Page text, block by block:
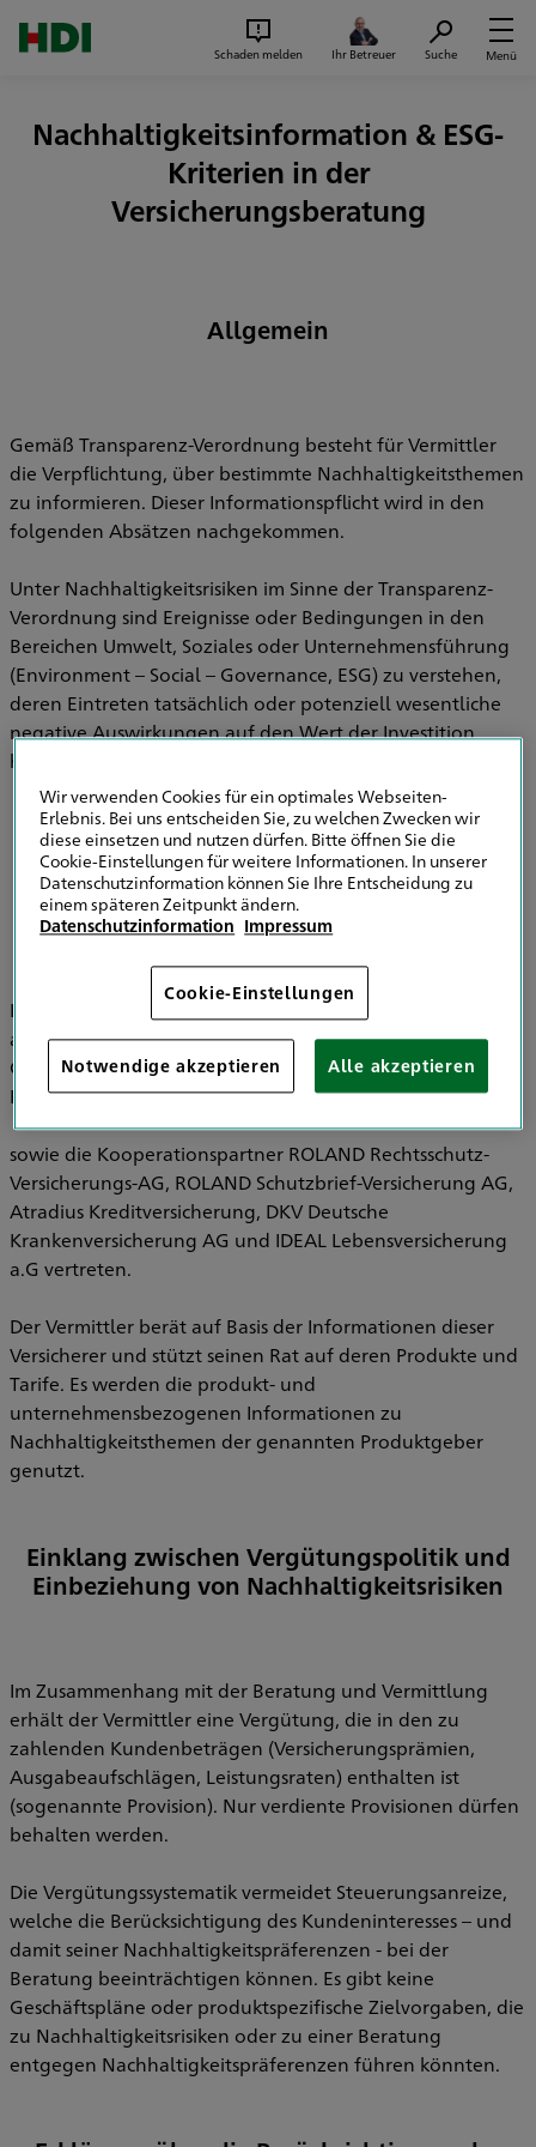
Schaden melden Ihr Betreuer Suche Menü
Nachhaltigkeitsinformation & ESG-
Kriterien in der
Versicherungsberatung
Allgemein
Gemäß Transparenz-Verordnung besteht für Vermittler
die Verpflichtung, über bestimmte Nachhaltigkeitsthemen
zu informieren. Dieser Informationspflicht wird in den
folgenden Absätzen nachgekommen.
Unter Nachhaltigkeitsrisiken im Sinne der Transparenz-
Verordnung sind Ereignisse oder Bedingungen in den
Bereichen Umwelt, Soziales oder Unternehmensführung
(Environment – Social – Governance, ESG) zu verstehen,
deren Eintreten tatsächlich oder potenziell wesentliche
negative Auswirkungen auf den Wert der Investition
haben können.
Informationen zu Strategien zur
Einbeziehung von Nachhaltigkeitsrisiken in
der Versicherungsberatung
Im Bereich der Versicherungsvermittlung werden
ausschließlich die HDI Versicherung AG, HDI Global SE, HDI
Global Specialty SE, HDI Lebensversicherung AG, HDI
Pensionsfonds AG, HDI Pensionskasse AG
sowie die Kooperationspartner ROLAND Rechtsschutz-
Versicherungs-AG, ROLAND Schutzbrief-Versicherung AG,
Atradius Kreditversicherung, DKV Deutsche
Krankenversicherung AG und IDEAL Lebensversicherung
a.G vertreten.
Der Vermittler berät auf Basis der Informationen dieser
Versicherer und stützt seinen Rat auf deren Produkte und
Tarife. Es werden die produkt- und
unternehmensbezogenen Informationen zu
Nachhaltigkeitsthemen der genannten Produktgeber
genutzt.
Einklang zwischen Vergütungspolitik und
Einbeziehung von Nachhaltigkeitsrisiken
Im Zusammenhang mit der Beratung und Vermittlung
erhält der Vermittler eine Vergütung, die in den zu
zahlenden Kundenbeträgen (Versicherungsprämien,
Ausgabeaufschlägen, Leistungsraten) enthalten ist
(sogenannte Provision). Nur verdiente Provisionen dürfen
behalten werden.
Die Vergütungssystematik vermeidet Steuerungsanreize,
welche die Berücksichtigung des Kundeninteresses – und
damit seiner Nachhaltigkeitspräferenzen - bei der
Beratung beeinträchtigen können. Es gibt keine
Geschäftspläne oder produktspezifische Zielvorgaben, die
zu Nachhaltigkeitsrisiken oder zu einer Beratung
entgegen Nachhaltigkeitspräferenzen führen könnten.
Wir verwenden Cookies für ein optimales Webseiten-
Erlebnis. Bei uns entscheiden Sie, zu welchen Zwecken wir
diese einsetzen und nutzen dürfen. Bitte öffnen Sie die
Cookie-Einstellungen für weitere Informationen. In unserer
Datenschutzinformation können Sie Ihre Entscheidung zu
einem späteren Zeitpunkt ändern.
Datenschutzinformation Impressum
Cookie-Einstellungen
Notwendige akzeptieren Alle akzeptieren